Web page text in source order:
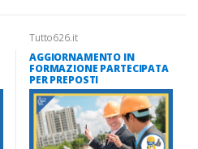
Tutto626.it
AGGIORNAMENTO IN
FORMAZIONE PARTECIPATA
PER PREPOSTI